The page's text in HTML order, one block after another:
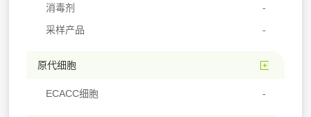
消毒剂
采样产品
原代细胞
ECACC细胞